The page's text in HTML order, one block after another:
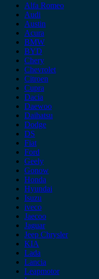
Alfa Romeo
Audi
Austin
Acura
BMW
BYD
Chery
Chevrolet
Citroen
Cupra
Dacia
Daewoo
Daihatsu
Dodge
DS
Fiat
Ford
Geely
Gonow
Honda
Hyundai
Isuzu
iveco
Jaecoo
Jaguar
Jeep Chrysler
KIA
Lada
Lancia
Leapmotor